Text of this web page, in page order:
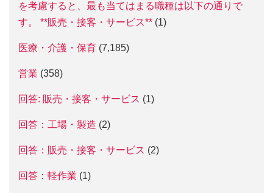
を考慮すると、最も当てはまる職種は以下の通りで
す。 **販売・接客・サービス** (1)
医療・介護・保育 (7,185)
営業 (358)
回答: 販売・接客・サービス (1)
回答：工場・製造 (2)
回答：販売・接客・サービス (2)
回答：軽作業 (1)